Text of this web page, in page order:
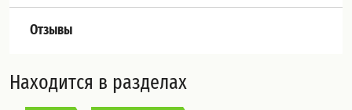
Отзывы
Находится в разделах